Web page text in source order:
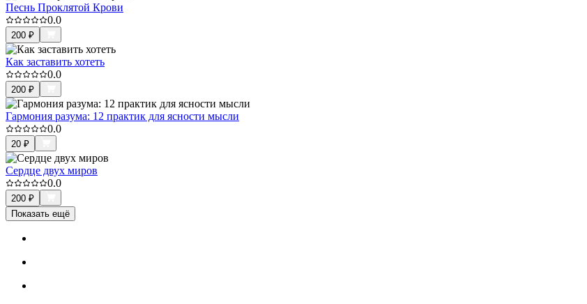
Песнь Проклятой Крови
0.0
200 ₽
Как заставить хотеть
0.0
200 ₽
Гармония разума: 12 практик для ясности мысли
0.0
20 ₽
Сердце двух миров
0.0
200 ₽
Показать ещё